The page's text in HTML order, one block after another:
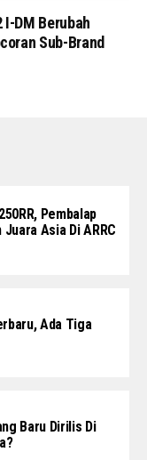
I-DM Berubah
Sub-Brand
Pembalap
Asia Di ARRC
Ada Tiga
Baru Dirilis Di